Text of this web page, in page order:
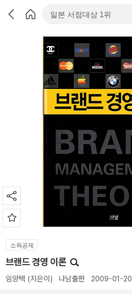
소득공제
브랜드 경영 이론
임양택 (지은이) 나남출판 2009-01-20